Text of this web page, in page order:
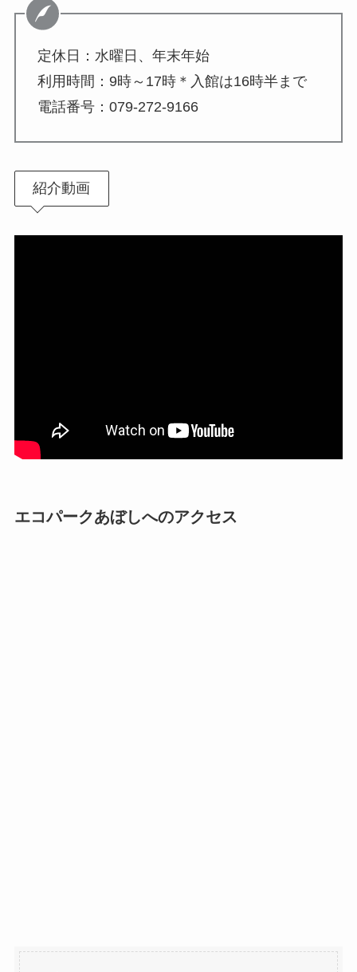
定休日：水曜日、年末年始
利用時間：9時～17時＊入館は16時半まで
電話番号：079-272-9166
紹介動画
エコパークあぼしへのアクセス